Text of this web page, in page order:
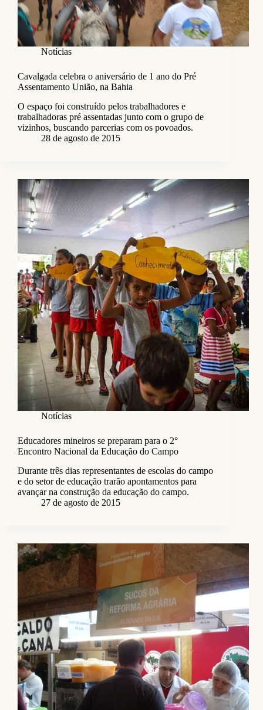
Notícias
Cavalgada celebra o aniversário de 1 ano do Pré
Assentamento União, na Bahia
O espaço foi construído pelos trabalhadores e
trabalhadoras pré assentadas junto com o grupo de
vizinhos, buscando parcerias com os povoados.
28 de agosto de 2015
Notícias
Educadores mineiros se preparam para o 2°
Encontro Nacional da Educação do Campo
Durante três dias representantes de escolas do campo
e do setor de educação trarão apontamentos para
avançar na construção da educação do campo.
27 de agosto de 2015